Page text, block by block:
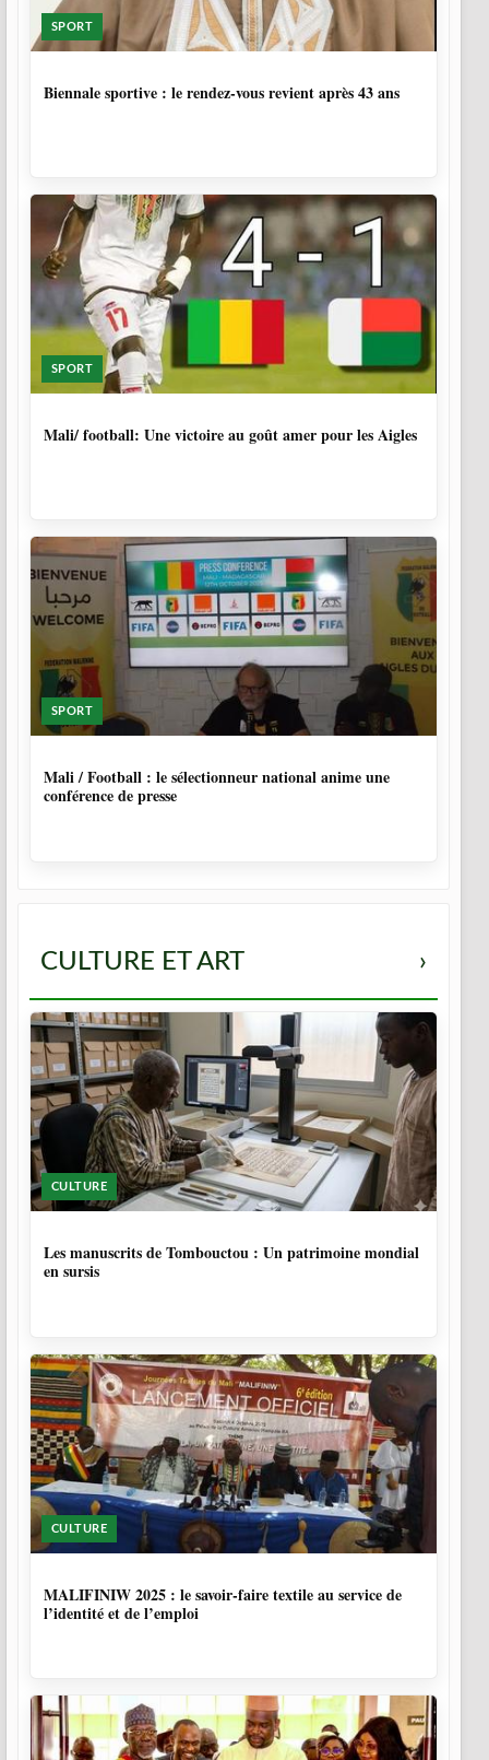
SPORT
Biennale sportive : le rendez-vous revient après 43 ans
SPORT
Mali/ football: Une victoire au goût amer pour les Aigles
SPORT
Mali / Football : le sélectionneur national anime une
conférence de presse
CULTURE ET ART ›
CULTURE
Les manuscrits de Tombouctou : Un patrimoine mondial
en sursis
CULTURE
MALIFINIW 2025 : le savoir-faire textile au service de
l’identité et de l’emploi